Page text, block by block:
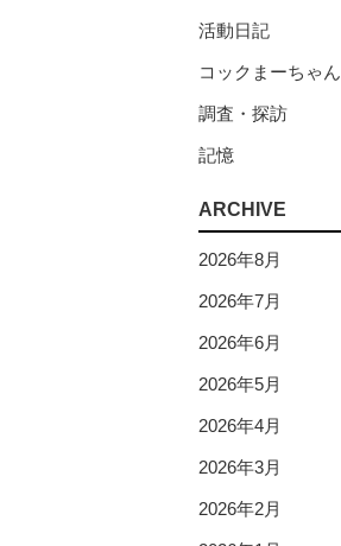
活動日記
コックまーちゃん
調査・探訪
記憶
ARCHIVE
2026年8月
2026年7月
2026年6月
2026年5月
2026年4月
2026年3月
2026年2月